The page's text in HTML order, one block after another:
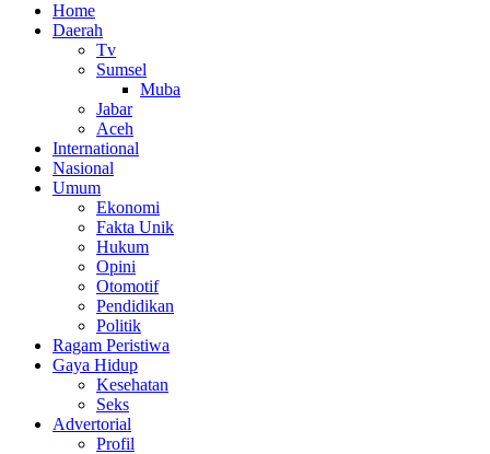
Home
Daerah
Tv
Sumsel
Muba
Jabar
Aceh
International
Nasional
Umum
Ekonomi
Fakta Unik
Hukum
Opini
Otomotif
Pendidikan
Politik
Ragam Peristiwa
Gaya Hidup
Kesehatan
Seks
Advertorial
Profil